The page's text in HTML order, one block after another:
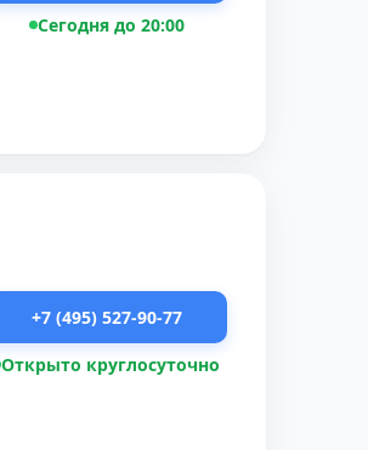
Сегодня до 20:00
+7 (495) 527-90-77
Открыто круглосуточно